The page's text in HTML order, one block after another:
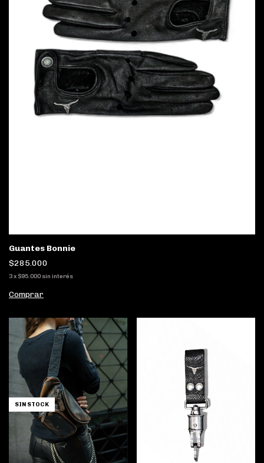
Guantes Bonnie
$285.000
3x $95.000 sin interés
Comprar
SIN STOCK